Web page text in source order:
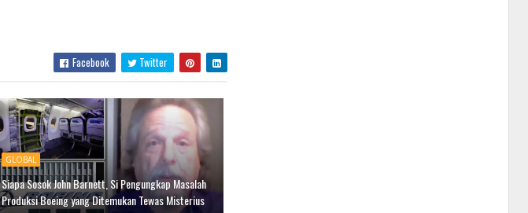
Facebook Twitter
GLOBAL
Siapa Sosok John Barnett, Si Pengungkap Masalah
Produksi Boeing yang Ditemukan Tewas Misterius